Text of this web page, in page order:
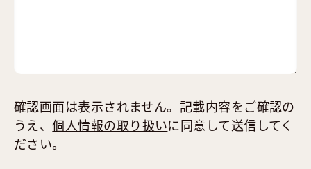
確認画面は表示されません。記載内容をご確認の
うえ、個人情報の取り扱いに同意して送信してく
ださい。